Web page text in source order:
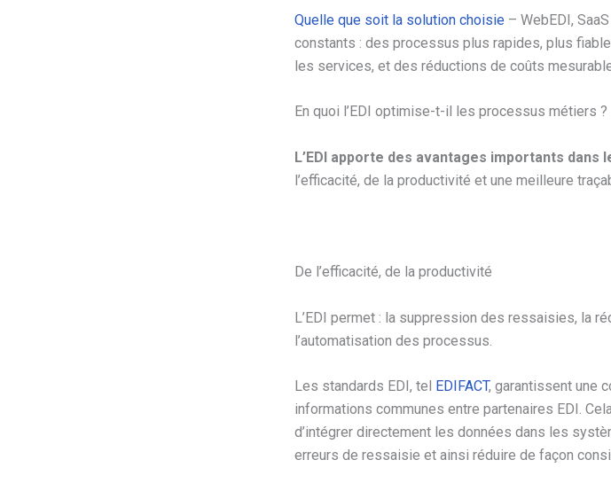
Quelle que soit la solution choisie – WebEDI,
constants : des processus plus rapides, plus
les services, et des réductions de coûts
En quoi l’EDI optimise-t-il les processus métiers ?
L’EDI apporte des avantages importants
l’efficacité, de la productivité et une meilleure
De l’efficacité, de la productivité
L’EDI permet : la suppression des ressaisies, la
l’automatisation des processus.
Les standards EDI, tel EDIFACT, garantissent une
informations communes entre partenaires EDI.
d’intégrer directement les données dans les
erreurs de ressaisie et ainsi réduire de façon